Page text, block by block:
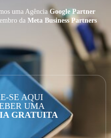
uma AgênciaGoogle Partner
daMeta Business Partners
SE AQUI
UMA
GRATUITA